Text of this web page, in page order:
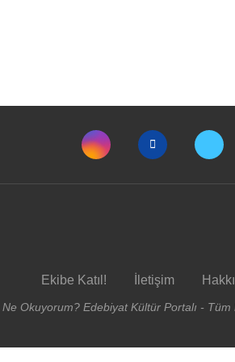
Ekibe Katıl! İletişim
Okuyorum? Edebiyat Kültür Portalı - Tüm